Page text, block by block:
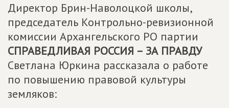
Директор Брин-Наволоцкой школы,
председатель Контрольно-ревизионной
комиссии Архангельского РО партии
СПРАВЕДЛИВАЯ РОССИЯ – ЗА ПРАВДУ
Светлана Юркина рассказала о работе
по повышению правовой культуры
земляков: